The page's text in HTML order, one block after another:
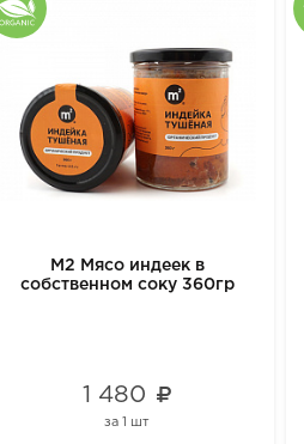
М2 Мясо индеек в
собственном соку 360гр
1 480
за1 шт